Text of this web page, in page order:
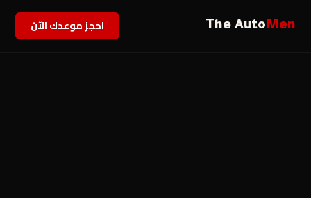
The AutoMen احجز موعدك الآن